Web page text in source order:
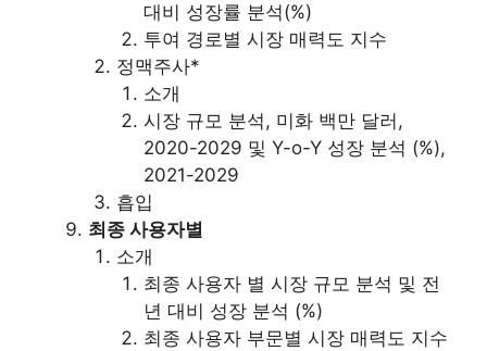
대비 성장률 분석(%)
투여 경로별 시장 매력도 지수
정맥주사*
소개
시장 규모 분석, 미화 백만 달러,
2020-2029 및 Y-o-Y 성장 분석 (%),
2021-2029
흡입
최종 사용자별
소개
최종 사용자 별 시장 규모 분석 및 전
년 대비 성장 분석 (%)
최종 사용자 부문별 시장 매력도 지수